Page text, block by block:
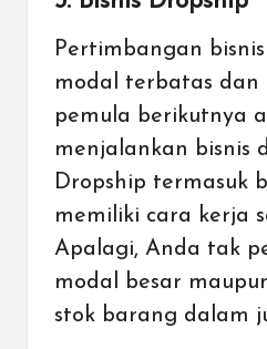
Pertimbangan
modal terbatas dan
pemula berikutnya
menjalankan bisnis
Dropship termasuk
memiliki cara kerja
Apalagi, Anda tak
modal besar
stok barang dalam